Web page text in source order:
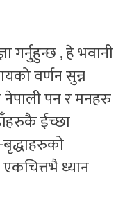
गर्नुहुन्छ , हे भवानी
वर्णन सुन्न
नेपाली पन र मनहरु
ईच्छा
ध्यान